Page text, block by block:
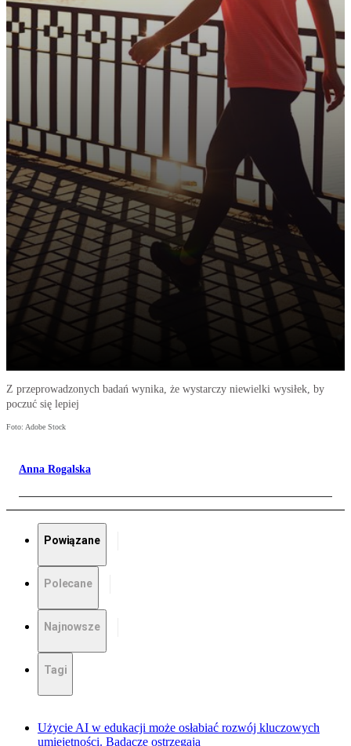
Z przeprowadzonych badań wynika, że wystarczy niewielki wysiłek, by
poczuć się lepiej
Foto: Adobe Stock
Anna Rogalska
Powiązane
Polecane
Najnowsze
Tagi
Użycie AI w edukacji może osłabiać rozwój kluczowych
umiejętności. Badacze ostrzegają